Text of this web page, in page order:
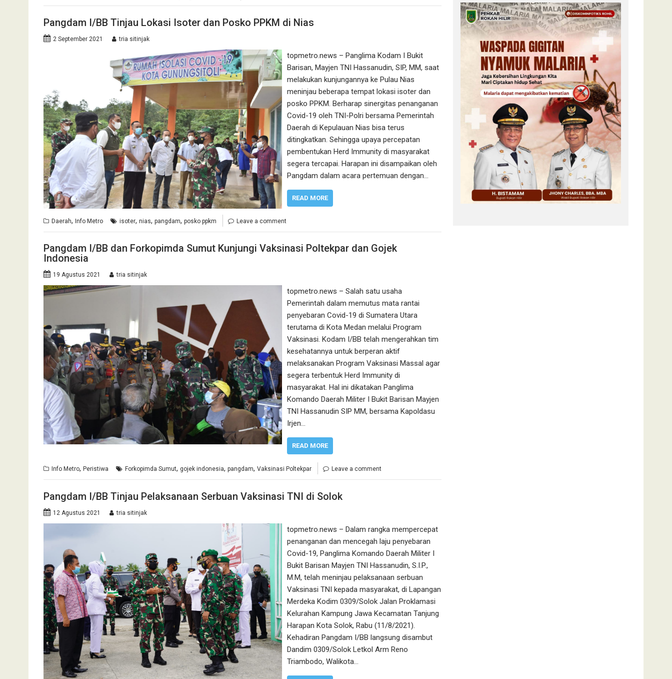
Pangdam I/BB Tinjau Lokasi Isoter dan Posko PPKM di Nias
2 September 2021 tria sitinjak
topmetro.news – Panglima Kodam I Bukit
Barisan, Mayjen TNI Hassanudin, SIP, MM, saat
melakukan kunjungannya ke Pulau Nias
meninjau beberapa tempat lokasi isoter dan
posko PPKM. Berharap sinergitas penanganan
Covid-19 oleh TNI-Polri bersama Pemerintah
Daerah di Kepulauan Nias bisa terus
ditingkatkan. Sehingga upaya percepatan
pembentukan Herd Immunity di masyarakat
segera tercapai. Harapan ini disampaikan oleh
Pangdam dalam acara pertemuan dengan…
READ MORE
Daerah, Info Metro isoter, nias, pangdam, posko ppkm Leave a comment
Pangdam I/BB dan Forkopimda Sumut Kunjungi Vaksinasi Poltekpar dan Gojek
Indonesia
19 Agustus 2021 tria sitinjak
topmetro.news – Salah satu usaha
Pemerintah dalam memutus mata rantai
penyebaran Covid-19 di Sumatera Utara
terutama di Kota Medan melalui Program
Vaksinasi. Kodam I/BB telah mengerahkan tim
kesehatannya untuk berperan aktif
melaksanakan Program Vaksinasi Massal agar
segera terbentuk Herd Immunity di
masyarakat. Hal ini dikatakan Panglima
Komando Daerah Militer I Bukit Barisan Mayjen
TNI Hassanudin SIP MM, bersama Kapoldasu
Irjen…
READ MORE
Info Metro, Peristiwa Forkopimda Sumut, gojek indonesia, pangdam, Vaksinasi Poltekpar Leave a comment
Pangdam I/BB Tinjau Pelaksanaan Serbuan Vaksinasi TNI di Solok
12 Agustus 2021 tria sitinjak
topmetro.news – Dalam rangka mempercepat
penanganan dan mencegah laju penyebaran
Covid-19, Panglima Komando Daerah Militer I
Bukit Barisan Mayjen TNI Hassanudin, S.I.P.,
M.M, telah meninjau pelaksanaan serbuan
Vaksinasi TNI kepada masyarakat, di Lapangan
Merdeka Kodim 0309/Solok Jalan Proklamasi
Kelurahan Kampung Jawa Kecamatan Tanjung
Harapan Kota Solok, Rabu (11/8/2021).
Kehadiran Pangdam I/BB langsung disambut
Dandim 0309/Solok Letkol Arm Reno
Triambodo, Walikota…